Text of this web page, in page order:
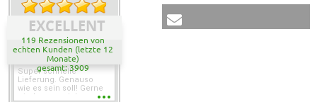
EXCELLENT
119 Rezensionen von
echten Kunden (letzte 12
Monate)
gesamt: 3909
Super schnelle
Lieferung. Genauso
wie es sein soll! Gerne
wieder wenn ich was